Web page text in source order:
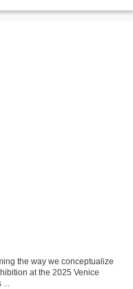
the way we conceptualize
at the 2025 Venice